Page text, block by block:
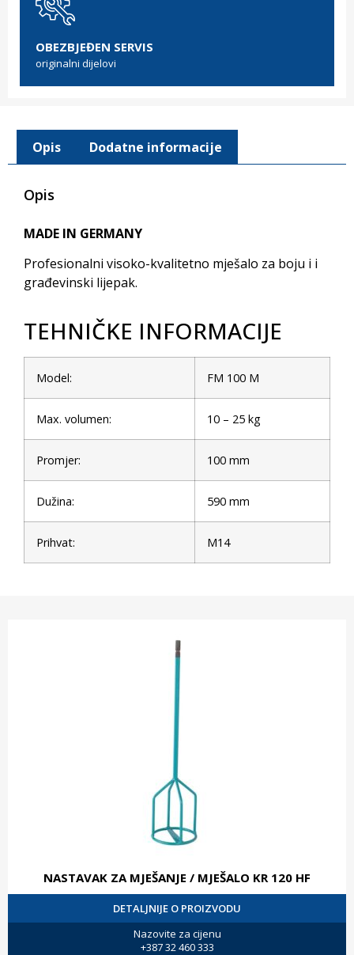
OBEZBJEĐEN SERVIS
originalni dijelovi
Opis Dodatne informacije
Opis
MADE IN GERMANY
Profesionalni visoko-kvalitetno mješalo za boju i i
građevinski lijepak.
TEHNIČKE INFORMACIJE
Model: FM 100 M
Max. volumen: 10 – 25 kg
Promjer: 100 mm
Dužina: 590 mm
Prihvat: M14
NASTAVAK ZA MJEŠANJE / MJEŠALO KR 120 HF
DETALJNIJE O PROIZVODU
Nazovite za cijenu
+387 32 460 333